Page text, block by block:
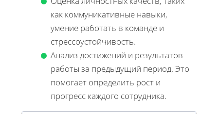
как коммуникативные навыки,
умение работать в команде и
стрессоустойчивость.
Анализ достижений и результатов
работы за предыдущий период. Это
помогает определить рост и
прогресс каждого сотрудника.